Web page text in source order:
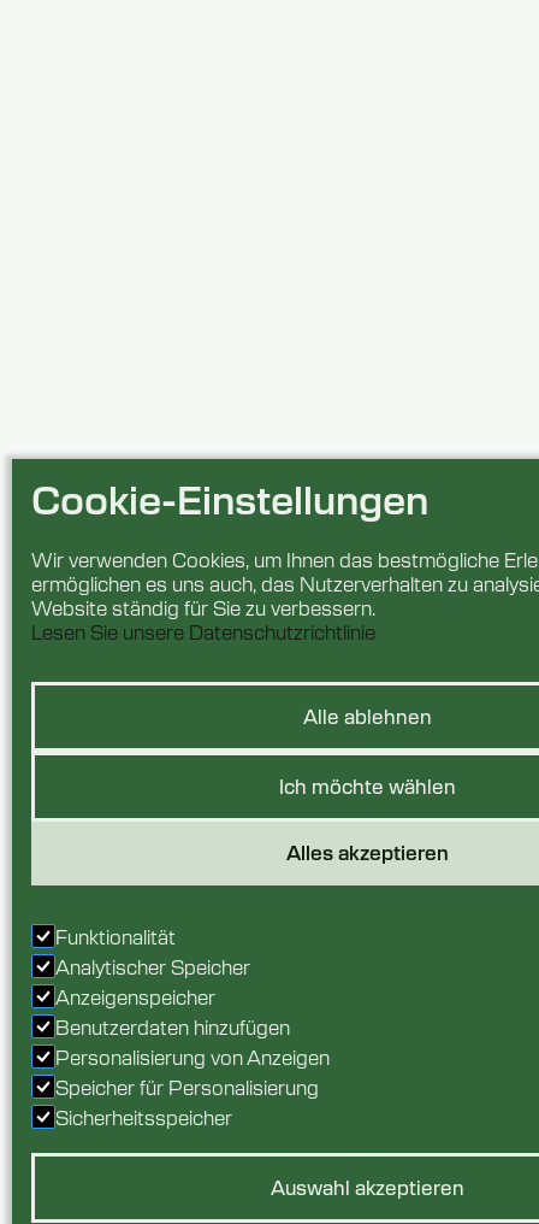
Cookie-Einstellungen
Wir verwenden Cookies, um Ihnen das bestmögliche
ermöglichen es uns auch, das Nutzerverhalten zu
Website ständig für Sie zu verbessern.
Lesen Sie unsere Datenschutzrichtlinie
Alle ablehnen
Ich möchte wählen
Alles akzeptieren
Funktionalität
Analytischer Speicher
Anzeigenspeicher
Benutzerdaten hinzufügen
Personalisierung von Anzeigen
Speicher für Personalisierung
Sicherheitsspeicher
Auswahl akzeptieren